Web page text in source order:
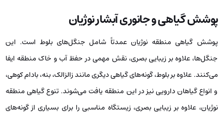
پوشش گیاهی و جانوری آبشار نوژیان
پوشش گیاهی منطقه نوژیان عمدتاً شامل جنگل‌های بلوط است. این
جنگل‌ها، علاوه بر زیبایی بصری، نقش مهمی در حفظ آب و خاک منطقه ایفا
می‌کنند. علاوه بر بلوط، گونه‌های گیاهی دیگری مانند زالزالک، بنه، بادام کوهی،
و انواع گیاهان دارویی نیز در این منطقه یافت می‌شوند. تنوع گیاهی منطقه
نوژیان، علاوه بر زیبایی بصری، زیستگاه مناسبی را برای بسیاری از گونه‌های